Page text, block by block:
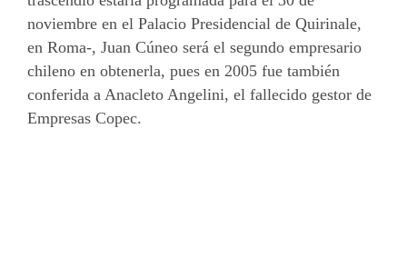
noviembre en el Palacio Presidencial de Quirinale,
en Roma-, Juan Cúneo será el segundo empresario
chileno en obtenerla, pues en 2005 fue también
conferida a Anacleto Angelini, el fallecido gestor de
Empresas Copec.